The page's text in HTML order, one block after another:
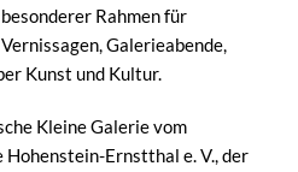
Rahmen für
Galerieabende,
Kunst und Kultur.
Kleine Galerie vom
Ernstthal e. V., der